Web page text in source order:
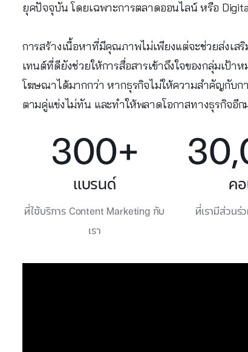
ยุคปัจจุบัน โดยเฉพาะการตลาดออนไลน์ หรือ
การสร้างเนื้อหาที่มีคุณภาพไม่เพียงแต่จะช่วยส่งเ
เทนต์ที่ดียังช่วยให้การสื่อสารเข้าถึงใจของกลุ่มเป้
โฆษณาได้มากกว่า หากธุรกิจไม่ให้ความสำคัญกับ
ตามคู่แข่งไม่ทัน และทำให้พลาดโอกาสทางธุรกิจอีก
300+
แบรนด์
ที่ใช้บริการ Content Marketing กับ
เรา
ค
ที่เรามีส่วนร่